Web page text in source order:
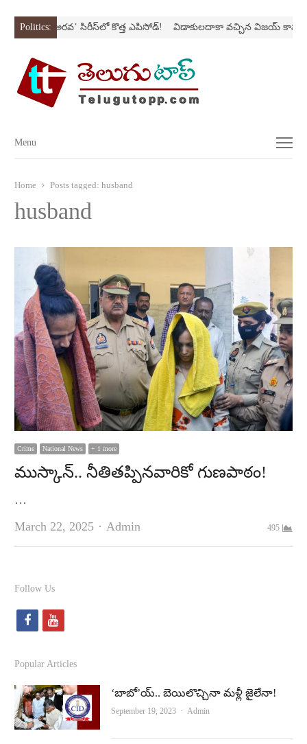
Politics:‘అర‌వ’ సిరీస్‌లో కొత్త ఎపిసోడ్‌! విడాకులదాకా వచ్చిన విజయ్‌ కాపురం
Menu
Menu
Home Posts tagged: husband
husband
Crime National News + 1 more
ముస్కాన్‌.. నీతితప్పినవారికో గుణపాఠం!
…
March 22, 2025
Author
Admin 495
Follow Us
f
c
e
b
o
y
u
t
u
b
Popular Articles
‘బాబో’య్‌.. బెయిలొచ్చినా మళ్లీ జైలేనా!
September 19, 2023 Author
Admin